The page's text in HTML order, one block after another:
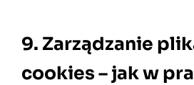
9. Zarządzanie
cookies – jak w